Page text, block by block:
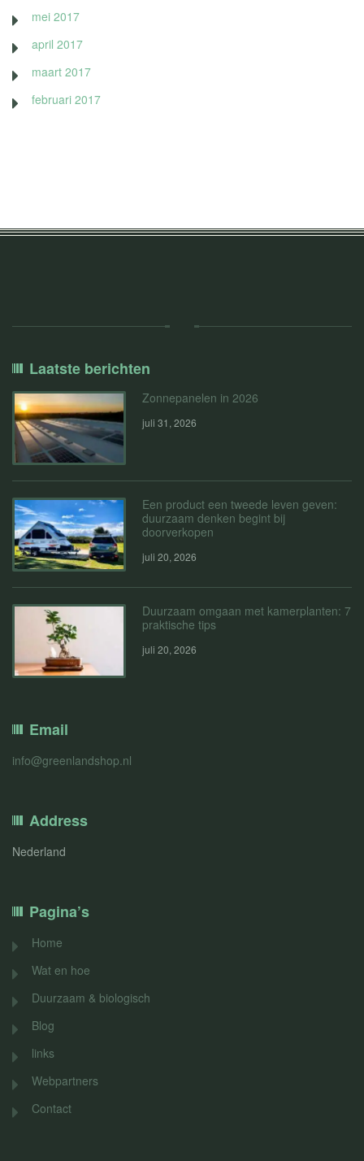
mei 2017
april 2017
maart 2017
februari 2017
Laatste berichten
Zonnepanelen in 2026
juli 31, 2026
Een product een tweede leven geven:
duurzaam denken begint bij
doorverkopen
juli 20, 2026
Duurzaam omgaan met kamerplanten: 7
praktische tips
juli 20, 2026
Email
info@greenlandshop.nl
Address
Nederland
Pagina’s
Home
Wat en hoe
Duurzaam & biologisch
Blog
links
Webpartners
Contact